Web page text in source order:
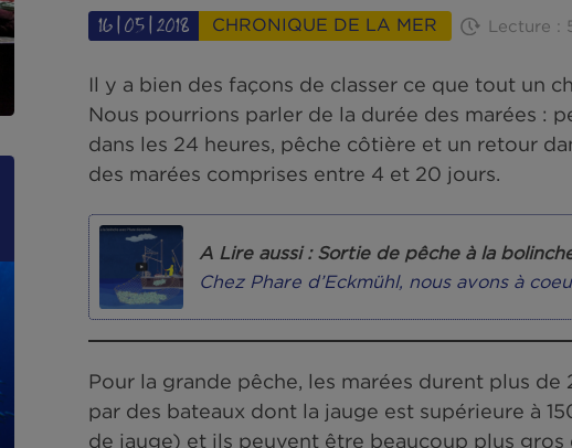
Phare d'Eckmühl Le Blog So Phare
16|05|2018 CHRONIQUE DE LA MER
Il y a bien des façons de classer ce
Nous pourrions parler de la durée
dans les 24 heures, pêche côtière et
des marées comprises entre 4 et 20
">
A Lire aussi : Sortie de pêche